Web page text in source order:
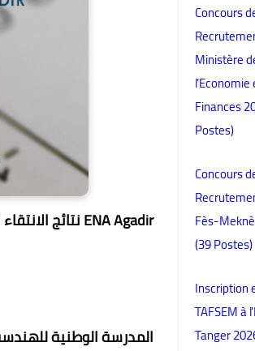
نتائج الانتقاء المدرسة الوطنية للهندسة المعمارية اكادير 2023 ENA Agadir
المدرسة الوطنية للهندسة
Concours
Ministère
Finances
Postes)
Concours
Fès-
(39 Postes)
Inscription
TAFSEM à
Tanger